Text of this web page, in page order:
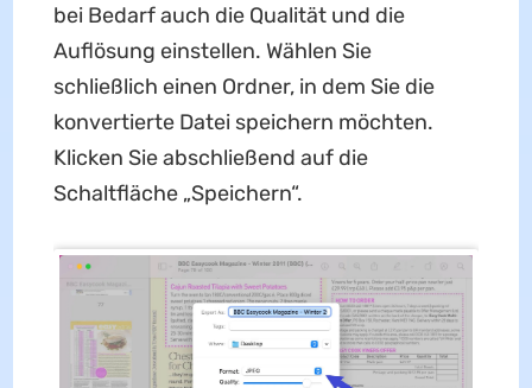
bei Bedarf auch die Qualität und die
Auflösung einstellen. Wählen Sie
schließlich einen Ordner, in dem Sie die
konvertierte Datei speichern möchten.
Klicken Sie abschließend auf die
Schaltfläche „Speichern“.